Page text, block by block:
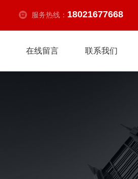
服务热线： 18021677668
在线留言 联系我们